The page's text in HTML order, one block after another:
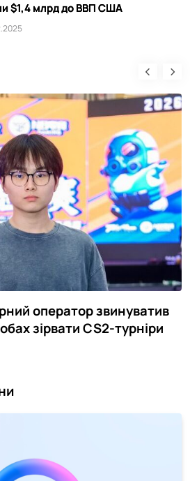
$1,4 млрд до ВВП США
оператор звинуватив
зірвати CS2-турніри